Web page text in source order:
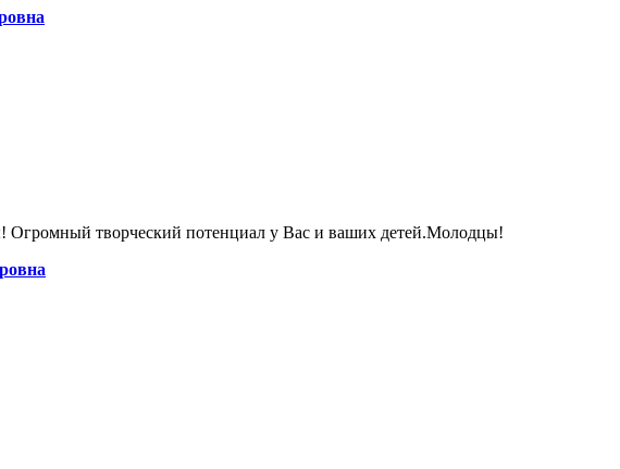
Огромный творческий потенциал у Вас и ваших детей.Молодцы!